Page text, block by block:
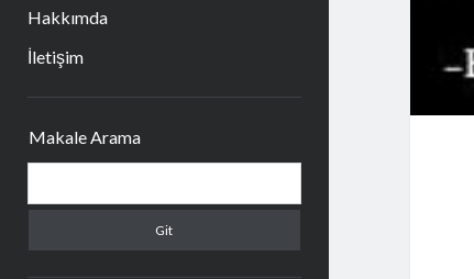
Hakkımda
İletişim
Menü
Makale Arama